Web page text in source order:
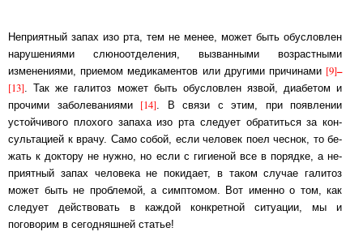
Неприятный запах изо рта, тем не менее, может быть обусловлен
нарушениями слю­но­от­де­ле­ния, вызванными возрастными
изменениями, приемом медикаментов или дру­ги­ми при­чи­на­ми [9]–
[13]. Так же галитоз может быть обусловлен язвой, диабетом и
про­чи­ми за­бо­ле­ва­ния­ми [14]. В свя­зи с этим, при появлении
устойчивого плохого за­па­ха изо рта следует обратиться за кон­
суль­та­ци­ей к врачу. Само собой, если человек по­ел чес­нок, то бе­
жать к доктору не нужно, но если с гигиеной все в порядке, а не­
при­ят­ный за­пах че­ло­ве­ка не покидает, в таком случае галитоз
может быть не про­бле­мой, а сим­п­то­мом. Вот именно о том, как
следует действовать в каждой кон­крет­ной си­туа­ции, мы и
поговорим в сегодняшней статье!